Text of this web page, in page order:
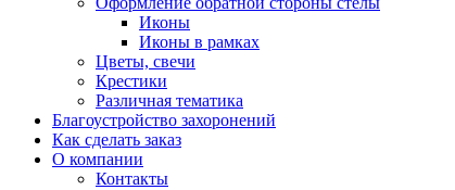
Иконы
Иконы в рамках
Цветы, свечи
Крестики
Различная тематика
Благоустройство захоронений
Как сделать заказ
О компании
Контакты